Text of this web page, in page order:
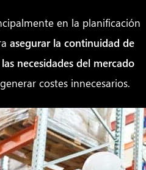
en la planificación
asegurar la continuidad de
necesidades del mercado
costes innecesarios.